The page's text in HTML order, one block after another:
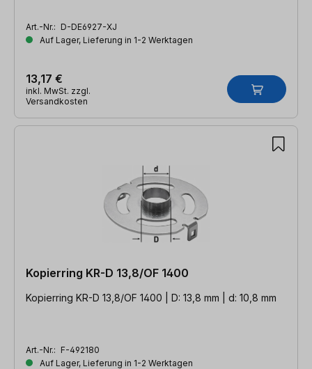
Art.-Nr.: D-DE6927-XJ
Auf Lager, Lieferung in 1-2 Werktagen
13,17 €
inkl. MwSt. zzgl.
Versandkosten
Kopierring KR-D 13,8/OF 1400
Kopierring KR-D 13,8/OF 1400 | D: 13,8 mm | d: 10,8 mm
Art.-Nr.: F-492180
Auf Lager, Lieferung in 1-2 Werktagen